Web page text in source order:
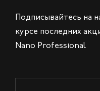
Подписывайтесь на
курсе последних
Nano Professional